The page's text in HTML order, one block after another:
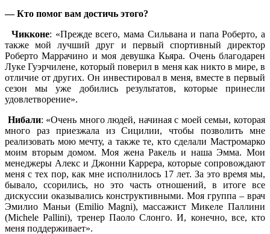
— Кто помог вам достичь этого?
Чикконе: «Прежде всего, мама Сильвана и папа Роберто, а
также мой лучший друг и первый спортивный директор
Роберто Маррачино и моя девушка Кьяра. Очень благодарен
Луке Гуэрчилене, который поверил в меня как никто в мире, в
отличие от других. Он инвестировал в меня, вместе в первый
сезон мы уже добились результатов, которые принесли
удовлетворение».
Нибали: «Очень много людей, начиная с моей семьи, которая
много раз приезжала из Сицилии, чтобы позволить мне
реализовать мою мечту, а также те, кто сделали Мастромарко
моим вторым домом. Моя жена Ракель и наша Эмма. Мои
менеджеры Алекс и Джонни Каррера, которые сопровождают
меня с тех пор, как мне исполнилось 17 лет. За это время мы,
бывало, ссорились, но это часть отношений, в итоге все
дискуссии оказывались конструктивными. Моя группа – врач
Эмилио Маньи (Emilio Magni), массажист Микеле Паллини
(Michele Pallini), тренер Паоло Слонго. И, конечно, все, кто
меня поддерживает».